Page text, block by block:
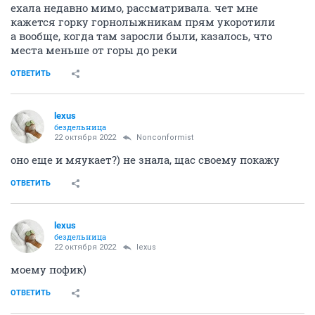
ехала недавно мимо, рассматривала. чет мне
кажется горку горнолыжникам прям укоротили
а вообще, когда там заросли были, казалось, что
места меньше от горы до реки
ОТВЕТИТЬ
lexus
бездельница
22 октября 2022 Nonconformist
оно еще и мяукает?) не знала, щас своему покажу
ОТВЕТИТЬ
lexus
бездельница
22 октября 2022 lexus
моему пофик)
ОТВЕТИТЬ